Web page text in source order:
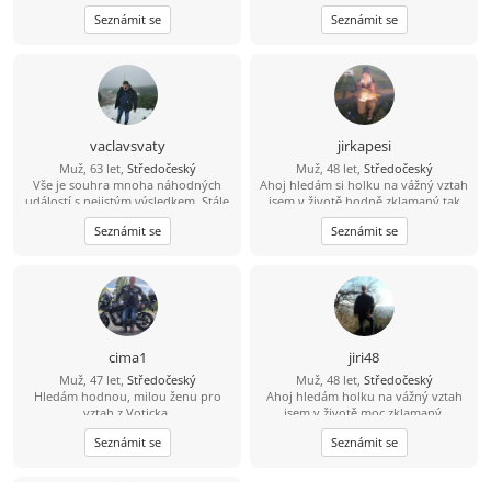
Seznámit se
Seznámit se
vaclavsvaty
Muž, 63 let, Středočeský
Vše je souhra mnoha náhodných
událostí s nejistým výsledkem. Stále
nemám všechny potřebné díly
skládanky.
Seznámit se
jirkapesi
Muž, 48 let, Středočeský
Ahoj hledám si holku na vážný vztah
jsem v životě hodně zklamaný tak
doufám že si zde holku najdu.
Pokud se budu líbit nějaké holce tak
tady je moje číslo 704 124183 můžete
Seznámit se
cima1
Muž, 47 let, Středočeský
Hledám hodnou, milou ženu pro
vztah z Voticka.
Seznámit se
jiri48
Muž, 48 let, Středočeský
Ahoj hledám holku na vážný vztah
jsem v životě moc zklamaný.
Seznámit se